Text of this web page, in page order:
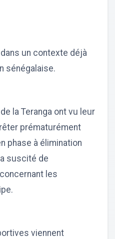
un contexte déjà
sénégalaise.
la Teranga ont vu leur
prématurément
phase à élimination
suscité de
les
viennent